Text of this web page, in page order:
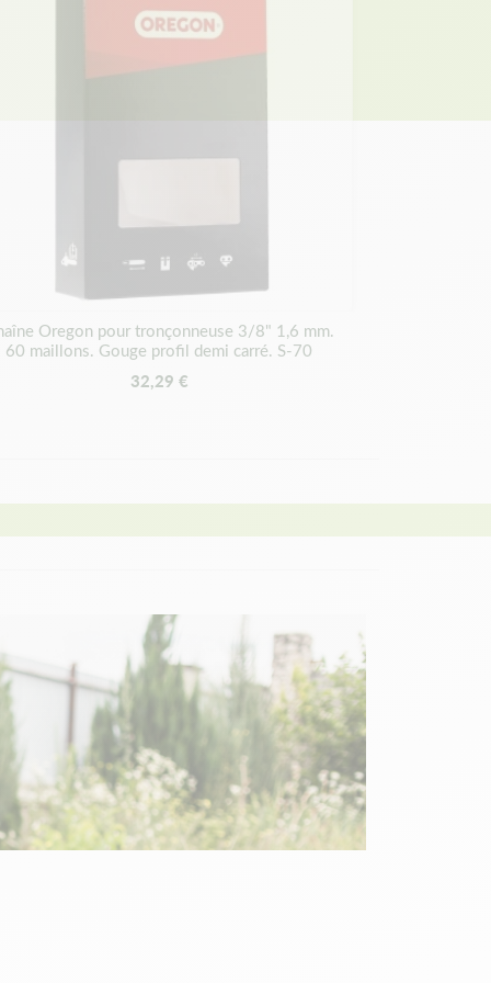
Oregon pour tronçonneuse 3/8" 1,6 mm.
60 maillons. Gouge profil demi carré. S-70
32,29 €